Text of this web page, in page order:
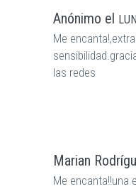
Anónimo el
Me
las redes
Marian
Me encanta!!una